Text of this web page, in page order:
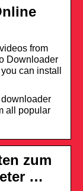
from
Downloader
can install
all popular
zum
…